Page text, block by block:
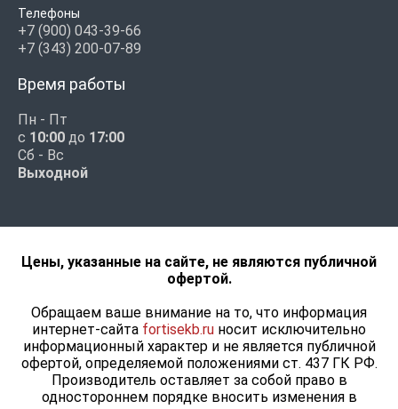
Телефоны
+7 (900) 043-39-66
+7 (343) 200-07-89
Время работы
Пн - Пт
с 10:00 до 17:00
Сб - Вс
Выходной
Цены, указанные на сайте, не являются публичной
офертой.
Обращаем ваше внимание на то, что информация
интернет-сайта fortisekb.ru носит исключительно
информационный характер и не является публичной
офертой, определяемой положениями ст. 437 ГК РФ.
Производитель оставляет за собой право в
одностороннем порядке вносить изменения в